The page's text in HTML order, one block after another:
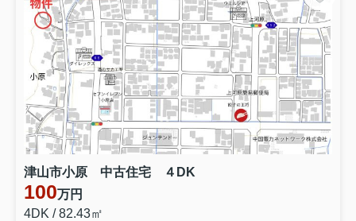
津山市小原 中古住宅 ４DK
100万円
4DK / 82.43㎡